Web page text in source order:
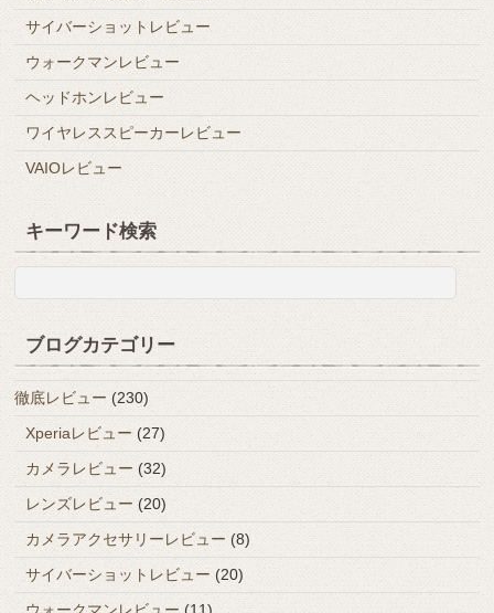
サイバーショットレビュー
ウォークマンレビュー
ヘッドホンレビュー
ワイヤレススピーカーレビュー
VAIOレビュー
キーワード検索
ブログカテゴリー
徹底レビュー (230)
Xperiaレビュー (27)
カメラレビュー (32)
レンズレビュー (20)
カメラアクセサリーレビュー (8)
サイバーショットレビュー (20)